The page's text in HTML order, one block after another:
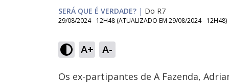
SERÁ QUE É VERDADE? | Do R7
29/08/2024 - 12H48 (ATUALIZADO EM 29/08/2024 - 12H48)
A+ A-
Ativar
Som
5.05%
Os ex-partipantes de A Fazenda,